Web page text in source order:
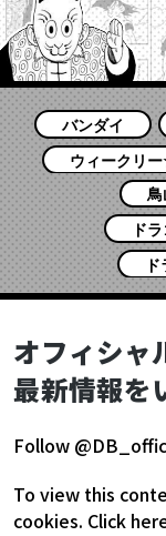
バンダイ
ウィークリ
ド
オフィシャ
最新情報を
Follow
To view this
cookies. Click